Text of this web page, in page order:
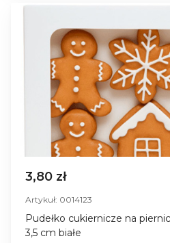
3,80 zł
Artykuł: 0014123
Pudełko cukiernicze na
3,5 cm białe